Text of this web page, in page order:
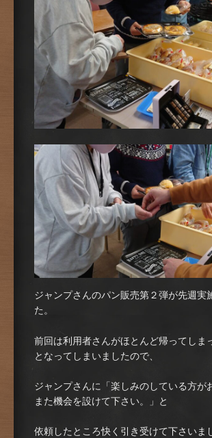
ジャンプさんのパン販売第２弾が先週実
た。
前回は利用者さんがほとんど帰ってしま
となってしまいましたので、
ジャンプさんに「楽しみのしている方が
また機会を設けて下さい。」と
依頼したところ快く引き受けて下さいま